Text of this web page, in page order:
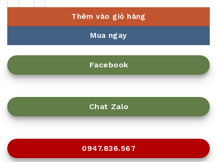
Thêm vào giỏ hàng
Mua ngay
Facebook
Chat Zalo
0947.836.567